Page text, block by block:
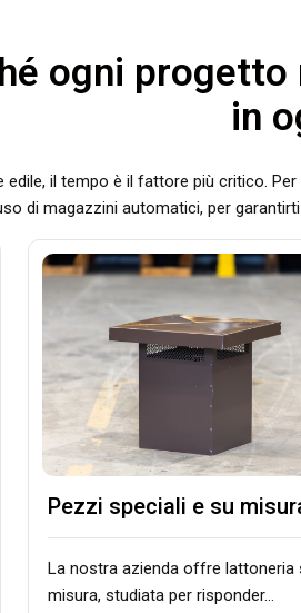
ogni
in
edile, il tempo è il fattore più critico. Per
di magazzini automatici, per
Pezzi speciali e su
La nostra azienda offre lattoneria
misura, studiata per risponder…